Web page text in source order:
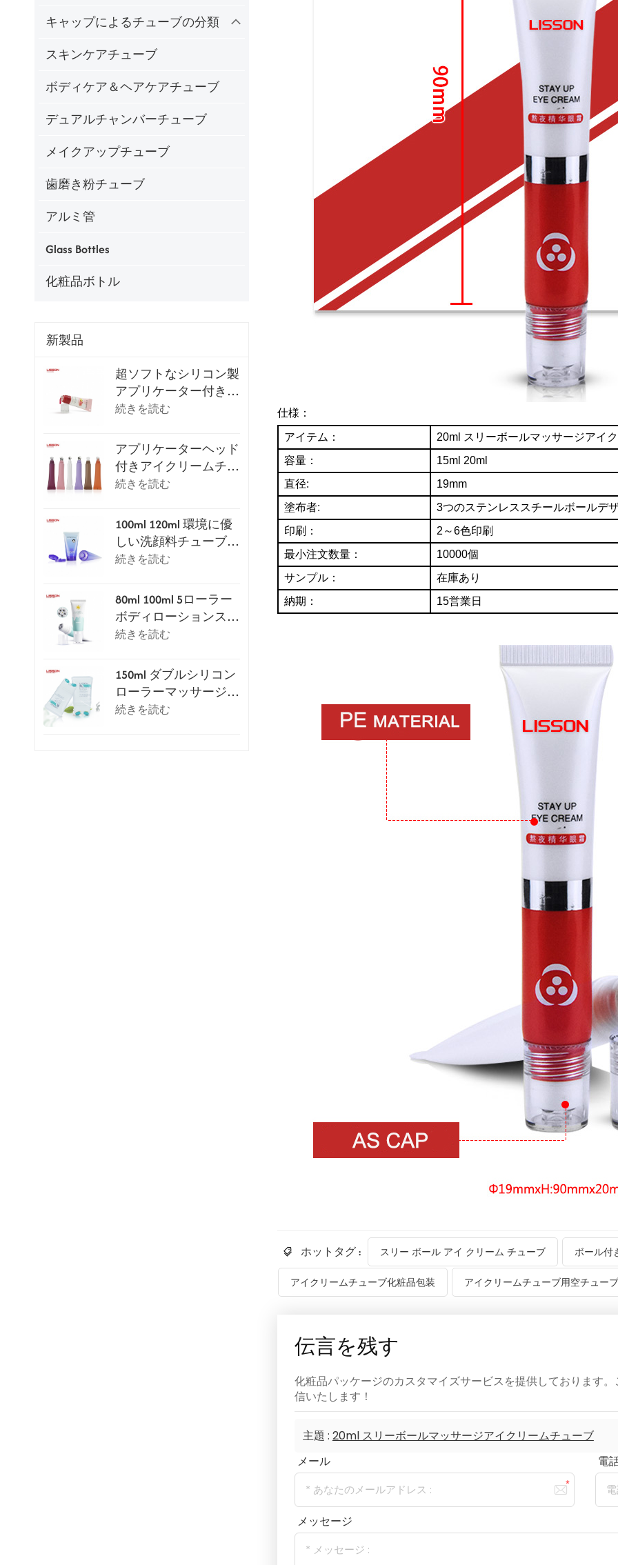
キャップによるチューブの分類
スキンケアチューブ
ボディケア＆ヘアケアチューブ
デュアルチャンバーチューブ
メイクアップチューブ
歯磨き粉チューブ
アルミ管
Glass Bottles
化粧品ボトル
新製品
超ソフトなシリコン製
アプリケーター付きリ
ップグロスチューブ
続きを読む
アプリケーターヘッド
付きアイクリームチュ
ーブパッケージシリー
続きを読む
100ml 120ml 環境に優
しい洗顔料チューブ
（フリップトップキャ
続きを読む
80ml 100ml 5ローラー
ボディローションスク
レイピングマッサージ
続きを読む
150ml ダブルシリコン
ローラーマッサージ化
粧チューブ
続きを読む
仕様：
アイテム：
20ml スリーボールマッサージアイ
容量：
15ml 20ml
直径:
19mm
塗布者:
3つのステンレススチールボールデ
印刷：
2～6色印刷
最小注文数量：
10000個
サンプル：
在庫あり
納期：
15営業日
ホットタグ : スリー ボール アイ クリーム チューブ ボール付
アイクリームチューブ化粧品包装 アイクリームチューブ用空チューブ
伝言を残す
化粧品パッケージのカスタマイズサービスを提供しております
信いたします！
主題 : 20ml スリーボールマッサージアイクリームチューブ
メール 電
メッセージ